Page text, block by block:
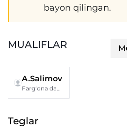
bayon qilingan.
MUALIFLAR
A.Salimov
Farg‘ona davlat texnika universiteti
Teglar